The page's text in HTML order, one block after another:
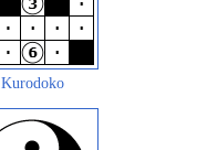
Kurodoko